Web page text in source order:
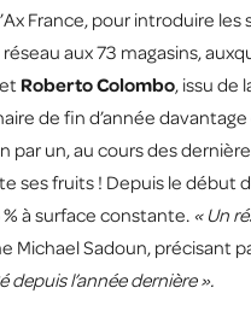
France, pour introduire
aux 73 magasins,
Roberto Colombo, issu de
de fin d’année
un, au cours des
ses fruits ! Depuis le début
à surface constante. « Un
Michael Sadoun, précisant
depuis l’année dernière ».